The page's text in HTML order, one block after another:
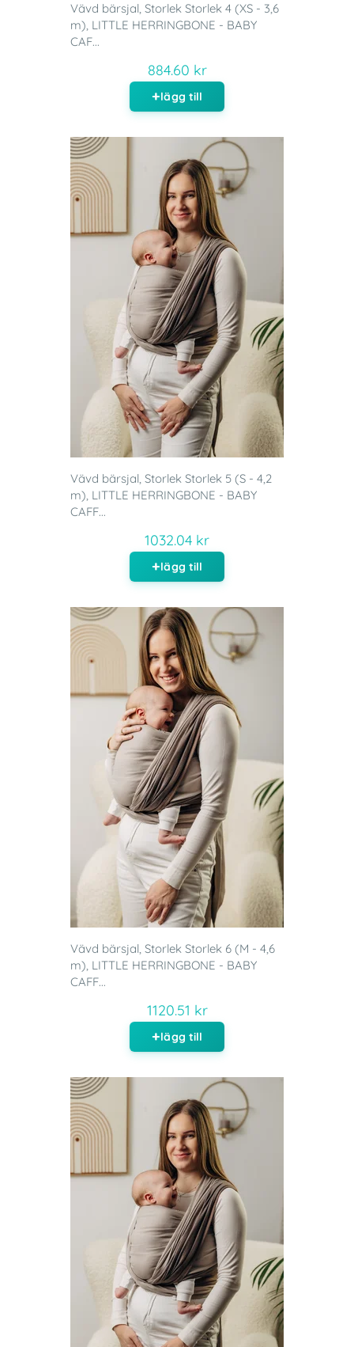
Vävd bärsjal, Storlek Storlek 4 (XS - 3,6
m), LITTLE HERRINGBONE - BABY
CAF...
884.60 kr
lägg till
Vävd bärsjal, Storlek Storlek 5 (S - 4,2
m), LITTLE HERRINGBONE - BABY
CAFF...
1032.04 kr
lägg till
Vävd bärsjal, Storlek Storlek 6 (M - 4,6
m), LITTLE HERRINGBONE - BABY
CAFF...
1120.51 kr
lägg till